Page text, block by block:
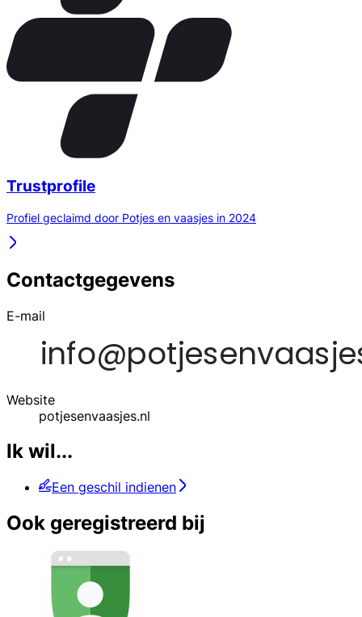
Trustprofile
Profiel geclaimd door Potjes en vaasjes in 2024
Contactgegevens
E-mail
Website
potjesenvaasjes.nl
Ik wil...
Een geschil indienen
Ook geregistreerd bij